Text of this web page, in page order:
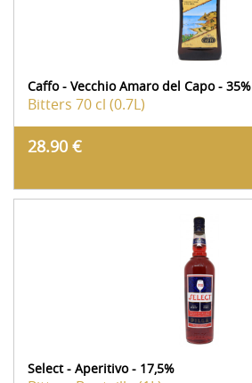
Caffo - Vecchio Amaro del Capo - 35%
Bitters 70 cl (0.7L)
28.90 €
Select - Aperitivo - 17,5%